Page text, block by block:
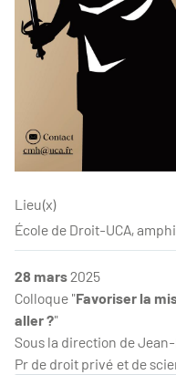
Lieu(x)
École de Droit-UCA,
28 mars2025
Colloque "Favoriser la
aller ?"
Sous la direction de
Pr de droit privé et de